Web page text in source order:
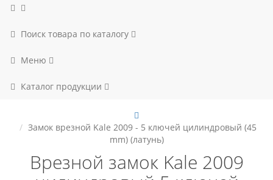
Поиск товара по каталогу
Меню
Каталог продукции
Замок врезной Kale 2009 - 5 ключей цилиндровый (45
mm) (латунь)
Врезной замок Kale 2009